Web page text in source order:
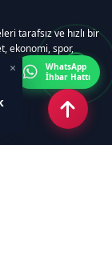
×
tarafsız ve hızlı bir
ekonomi, spor,
ve anlık
WhatsApp
İhbar Hattı